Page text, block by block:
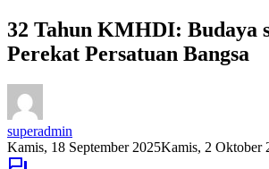
32 Tahun KMHDI: Budaya
Perekat Persatuan Bangsa
superadmin
Kamis, 18 September 2025Kamis, 2 Oktober